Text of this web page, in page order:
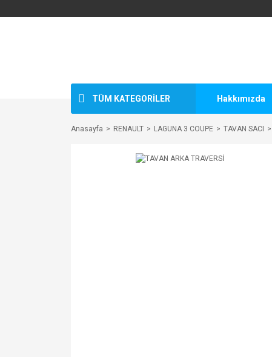
TÜM KATEGORİLER Hakkımızda
Anasayfa RENAULT LAGUNA 3 COUPE TAVAN SACI